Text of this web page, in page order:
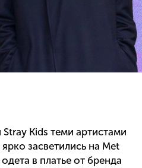
Kids теми артистами
засветились на Met
в платье от бренда